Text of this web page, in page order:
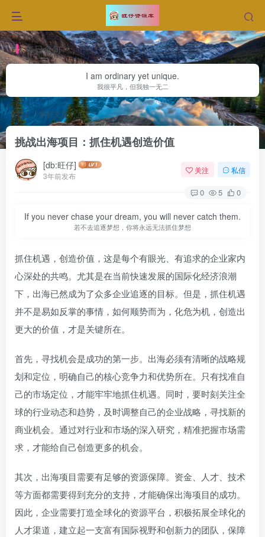
每日金句
I am ordinary yet unique.
我很平凡，但我独一无二
首页 网赚文章 正文
挑战出海项目：抓住机遇创造价值
[db:旺仔]
3年前发布
关注 私信
0 5 0
If you never chase your dream, you will never catch them.
若不去追逐梦想，你将永远无法抓住梦想
抓住机遇，创造价值，这是每个有眼光、有追求的企业家内
心深处的共鸣。尤其是在当前快速发展的国际化经济浪潮
下，出海已然成为了众多企业追逐的目标。但是，抓住机遇
并不是易如反掌的事情，如何顺势而为，化危为机，创造出
更大的价值，才是关键所在。
首先，寻找机会是成功的第一步。出海必须有清晰的战略规
划和定位，明确自己的核心竞争力和优势所在。只有找准自
己的市场定位，才能牢牢地抓住机遇。同时，要时刻关注全
球的行业动态和趋势，及时调整自己的企业战略，寻找新的
商业机会。通过对行业和市场的深入研究，精准把握市场需
求，才能给自己创造更多的机会。
其次，出海项目需要有足够的资源保障。资金、人才、技术
等方面都需要得到充分的支持，才能确保出海项目的成功。
因此，企业需要打造全球化的资源平台，积极拓展全球化的
人才渠道，建立起一支富有国际视野和创新力的团队，保障